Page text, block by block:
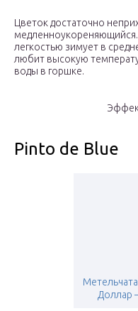
Цветок достаточно
легкостью зимует в
любит высокую
воды в горшке.
Pinto de Blue
Доллар